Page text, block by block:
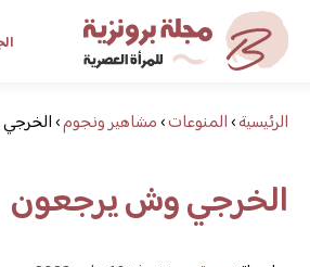
مجلة برونزية للفتاة
ابحث عن أي موضوع
الرئيسية›المنوعات›مشاهير ونجوم›
الخرجي وش يرجعون